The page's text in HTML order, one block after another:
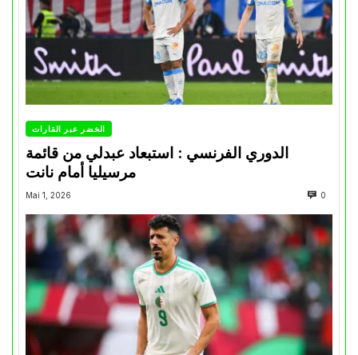
الخضر عبر القارات
الدوري الفرنسي : استبعاد عبدلي من قائمة
مرسيليا أمام نانت
Mai 1, 2026 0